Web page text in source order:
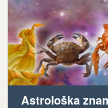
Astrološka